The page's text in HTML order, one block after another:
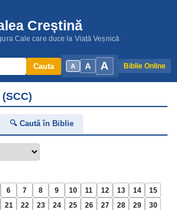
Creștină
Cale care duce la Viață Veșnică
A A A Biblie Online
Cauta
🔍 Caută în Biblie
6 7 8 9 10 11 12 13 14
15
21 22 23 24 25 26 27 28 29
30